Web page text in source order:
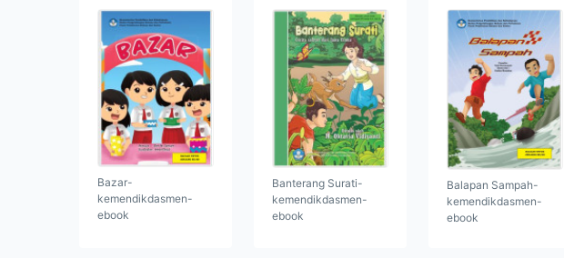
Bazar-
kemendikdasmen-
ebook
Banterang Surati-
kemendikdasmen-
ebook
Balapan Sampah-
kemendikdasmen-
ebook